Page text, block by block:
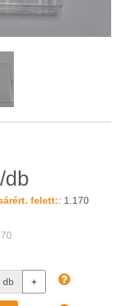
db
felett:: 1.170
db +